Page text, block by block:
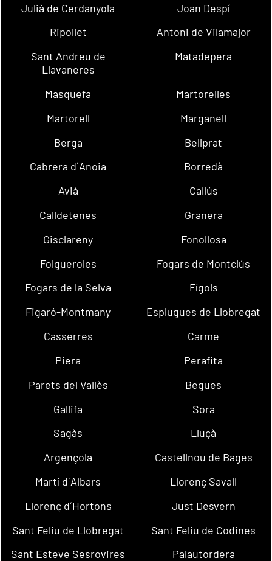
Julià de Cerdanyola
Joan Despí
Ripollet
Antoni de Vilamajor
Sant Andreu de
Llavaneres
Matadepera
Masquefa
Martorelles
Martorell
Marganell
Berga
Bellprat
Cabrera d´Anoia
Borredà
Avià
Callús
Calldetenes
Granera
Gisclareny
Fonollosa
Folgueroles
Fogars de Montclús
Fogars de la Selva
Fígols
Figaró-Montmany
Esplugues de Llobregat
Casserres
Carme
Piera
Perafita
Parets del Vallès
Begues
Gallifa
Sora
Sagàs
Lluçà
Argençola
Castellnou de Bages
Martí d´Albars
Llorenç Savall
Llorenç d´Hortons
Just Desvern
Sant Feliu de Llobregat
Sant Feliu de Codines
Sant Esteve Sesrovires
Palautordera